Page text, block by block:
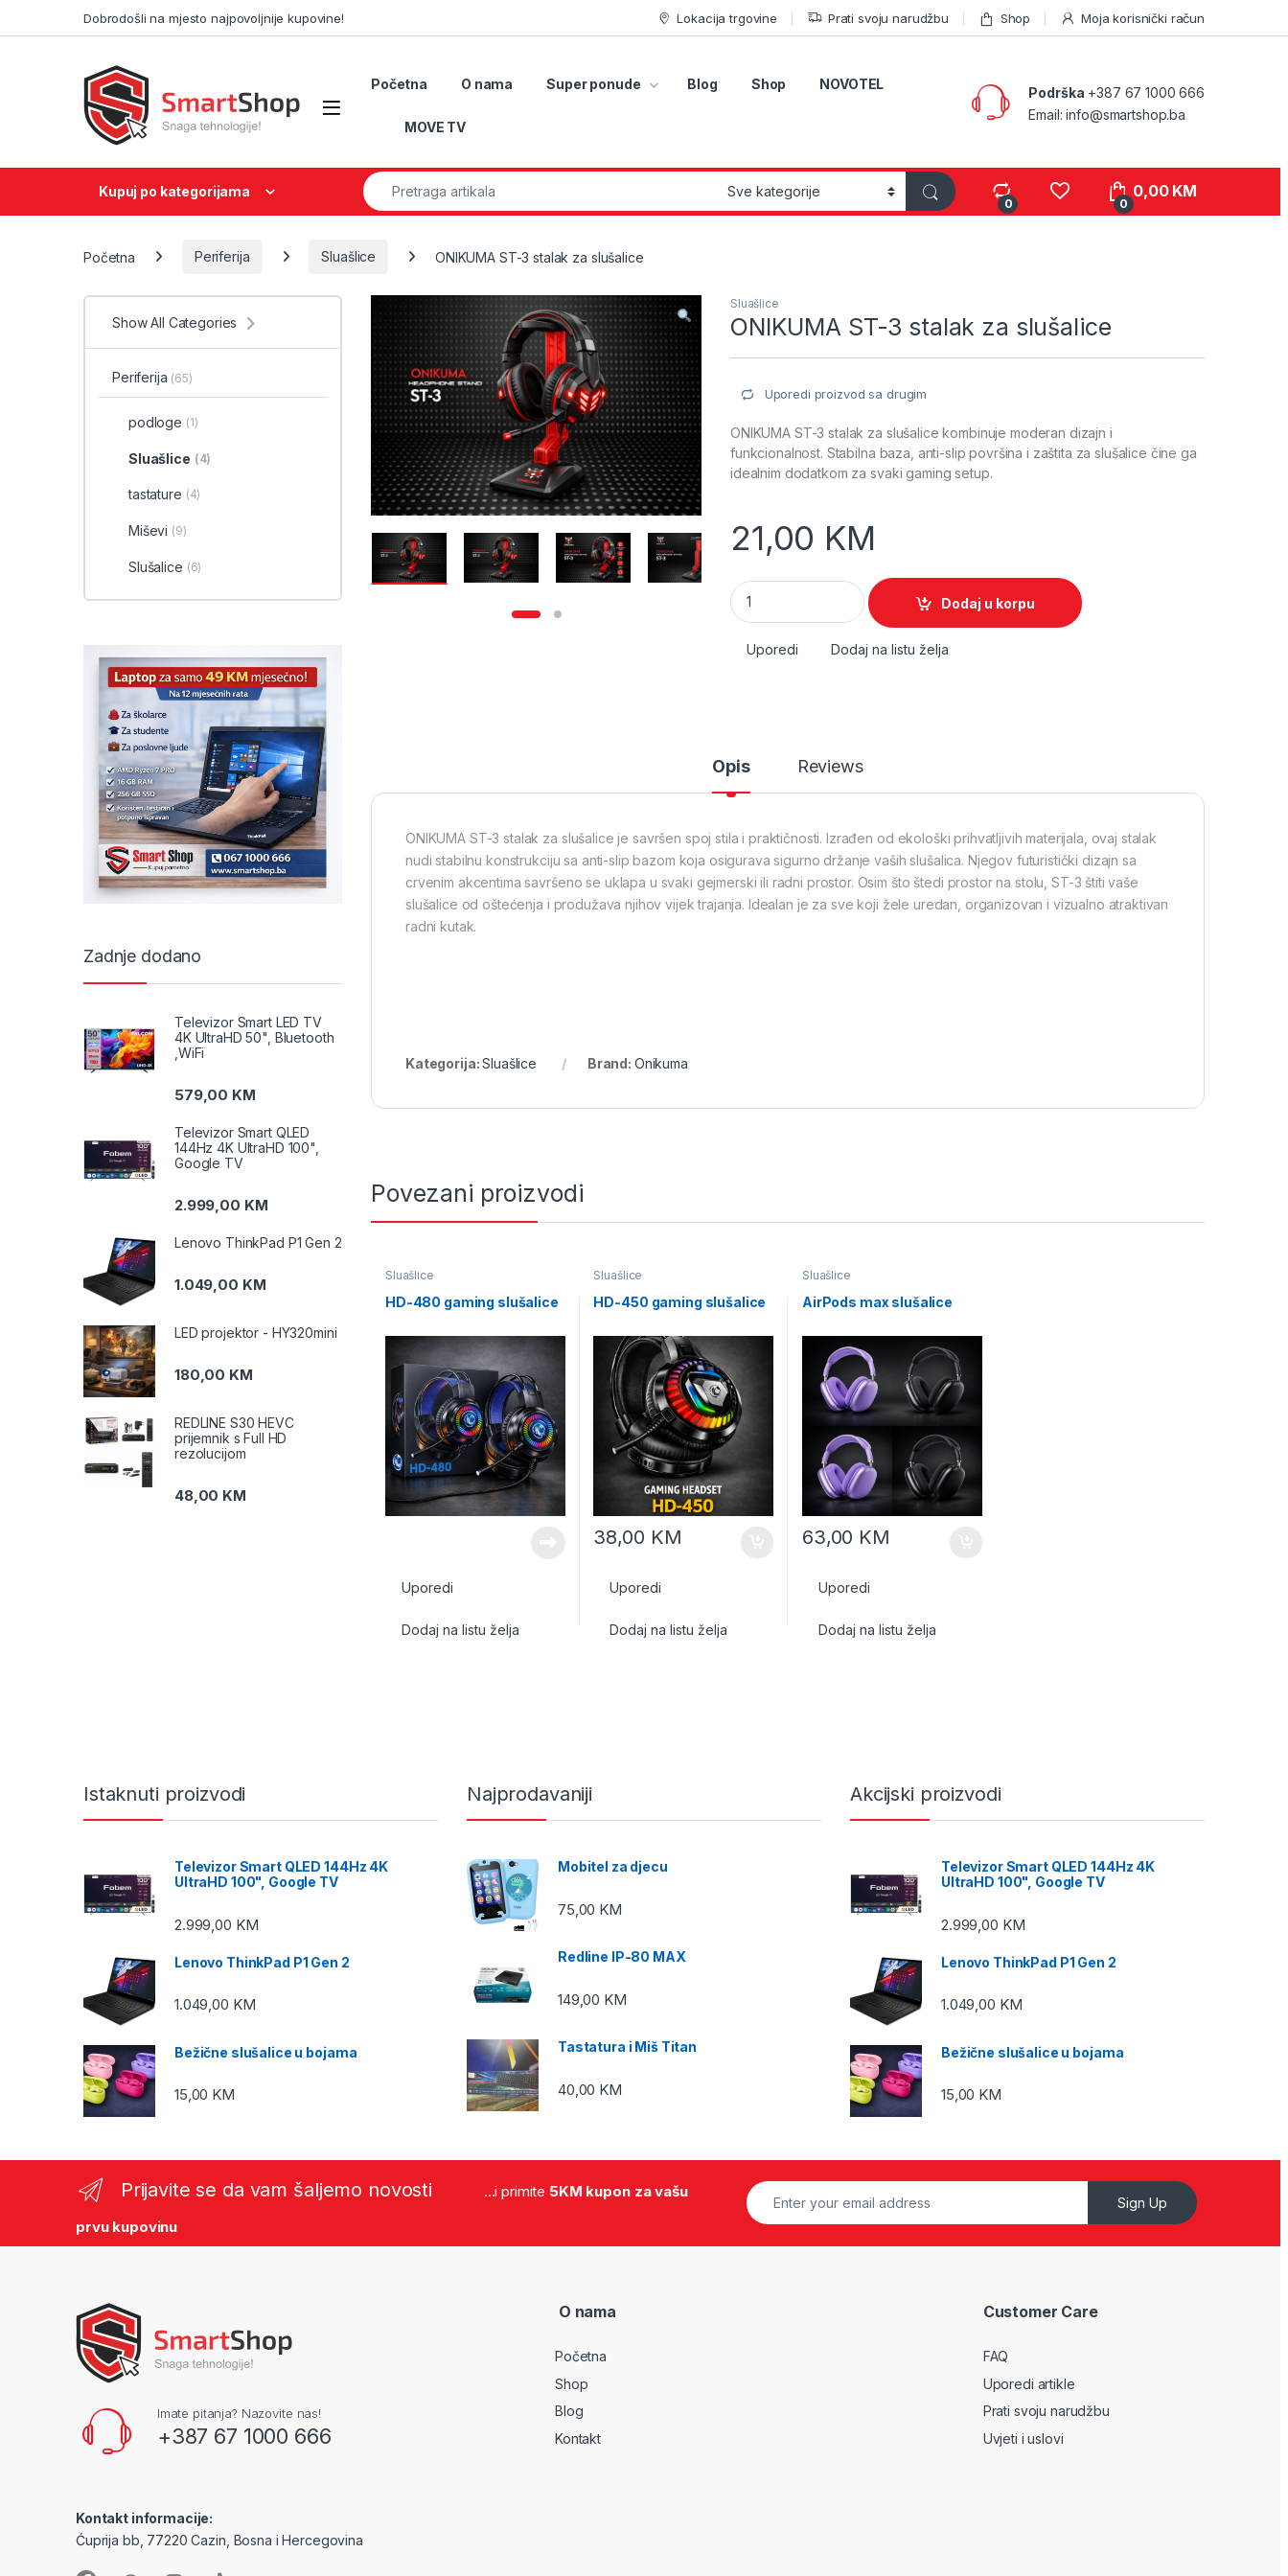
Dobrodošli na mjesto najpovoljnije kupovine! Lokacija trgovine Prati svoju narudžbu Shop Moja korisnički račun
Početna O nama Super ponude Blog Shop NOVOTEL
MOVE TV
Podrška +387 67 1000 666
Email: info@smartshop.ba
Kupuj po kategorijama
Search for:
0 0
0,00 KM
Početna Periferija Sluašlice ONIKUMA ST-3 stalak za slušalice
Sluašlice
ONIKUMA ST-3 stalak za slušalice
Uporedi proizvod sa drugim
ONIKUMA ST-3 stalak za slušalice kombinuje moderan dizajn i
funkcionalnost. Stabilna baza, anti-slip površina i zaštita za slušalice čine ga
idealnim dodatkom za svaki gaming setup.
21,00 KM
ONIKUMA ST-3 stalak za slušalice quantity
Dodaj u korpu
Uporedi Dodaj na listu želja
Opis Reviews
ONIKUMA ST-3 stalak za slušalice je savršen spoj stila i praktičnosti. Izrađen od ekološki prihvatljivih materijala, ovaj stalak
nudi stabilnu konstrukciju sa anti-slip bazom koja osigurava sigurno držanje vaših slušalica. Njegov futuristički dizajn sa
crvenim akcentima savršeno se uklapa u svaki gejmerski ili radni prostor. Osim što štedi prostor na stolu, ST-3 štiti vaše
slušalice od oštećenja i produžava njihov vijek trajanja. Idealan je za sve koji žele uredan, organizovan i vizualno atraktivan
radni kutak.
Kategorija:Sluašlice Brand: Onikuma
Povezani proizvodi
Sluašlice
HD-480 gaming slušalice
Uporedi
Dodaj na listu želja
Sluašlice
HD-450 gaming slušalice
38,00 KM
Uporedi
Dodaj na listu želja
Sluašlice
AirPods max slušalice
63,00 KM
Uporedi
Dodaj na listu želja
Show All Categories
Periferija (65)
podloge (1)
Sluašlice (4)
tastature (4)
Miševi (9)
Slušalice (6)
Zadnje dodano
Televizor Smart LED TV
4K UltraHD 50", Bluetooth
,WiFi
579,00 KM
Televizor Smart QLED
144Hz 4K UltraHD 100",
Google TV
2.999,00 KM
Lenovo ThinkPad P1 Gen 2
1.049,00 KM
LED projektor - HY320mini
180,00 KM
REDLINE S30 HEVC
prijemnik s Full HD
rezolucijom
48,00 KM
Istaknuti proizvodi
Televizor Smart QLED 144Hz 4K
UltraHD 100", Google TV
2.999,00 KM
Lenovo ThinkPad P1 Gen 2
1.049,00 KM
Bežične slušalice u bojama
15,00 KM
Najprodavaniji
Mobitel za djecu
75,00 KM
Redline IP-80 MAX
149,00 KM
Tastatura i Miš Titan
40,00 KM
Akcijski proizvodi
Televizor Smart QLED 144Hz 4K
UltraHD 100", Google TV
2.999,00 KM
Lenovo ThinkPad P1 Gen 2
1.049,00 KM
Bežične slušalice u bojama
15,00 KM
Prijavite se da vam šaljemo novosti ...i primite 5KM kupon za vašu
prvu kupovinu
Sign Up
Imate pitanja? Nazovite nas!
+387 67 1000 666
Kontakt informacije:
Ćuprija bb, 77220 Cazin, Bosna i Hercegovina
O nama
Početna
Shop
Blog
Kontakt
Customer Care
FAQ
Uporedi artikle
Prati svoju narudžbu
Uvjeti i uslovi